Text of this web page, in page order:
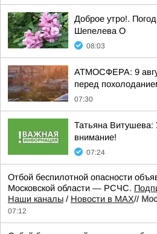
Доброе утро!.
Шепелева О
08:03
АТМОСФЕРА: 9
перед
07:30
Татьяна
внимание!
07:24
Отбой беспилотной опасности
Московской области — РСЧС.
Наши каналы / Новости в MAX//
07:12